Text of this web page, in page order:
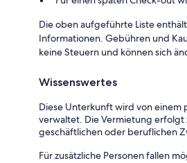
Die oben aufgeführte Liste
Informationen. Gebühren und
keine Steuern und können sich
Wissenswertes
Diese Unterkunft wird von einem
verwaltet. Die Vermietung erfolgt
geschäftlichen oder beruflichen
Für zusätzliche Personen fallen